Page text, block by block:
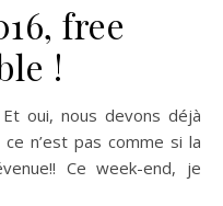
free
!
n’est pas comme si la
Ce week-end, je